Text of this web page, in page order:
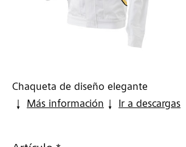
Chaqueta de diseño elegante
Más información
Ir a descargas